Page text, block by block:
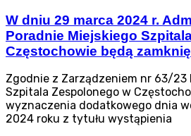
W dniu 29 marca 2024 r.
Poradnie Miejskiego
Częstochowie będą
Zgodnie z Zarządzeniem nr 63/23
Szpitala Zespolonego w
wyznaczenia dodatkowego dnia
2024 roku z tytułu wystąpienia